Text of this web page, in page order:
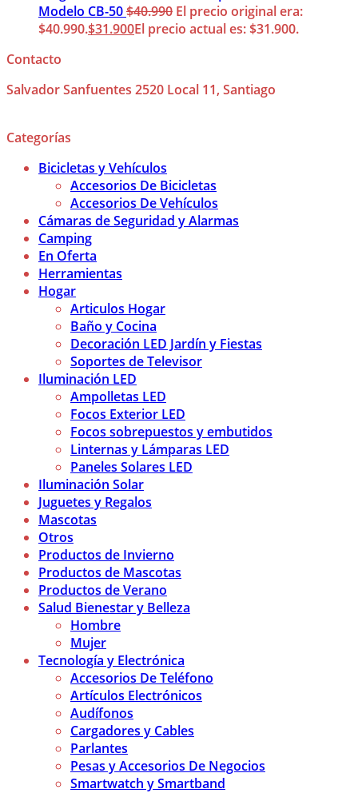
Modelo CB-50$40.990 El precio original era:
$40.990.$31.900El precio actual es: $31.900.
Contacto
Salvador Sanfuentes 2520 Local 11, Santiago
Categorías
Bicicletas y Vehículos
Accesorios De Bicicletas
Accesorios De Vehículos
Cámaras de Seguridad y Alarmas
Camping
En Oferta
Herramientas
Hogar
Articulos Hogar
Baño y Cocina
Decoración LED Jardín y Fiestas
Soportes de Televisor
Iluminación LED
Ampolletas LED
Focos Exterior LED
Focos sobrepuestos y embutidos
Linternas y Lámparas LED
Paneles Solares LED
Iluminación Solar
Juguetes y Regalos
Mascotas
Otros
Productos de Invierno
Productos de Mascotas
Productos de Verano
Salud Bienestar y Belleza
Hombre
Mujer
Tecnología y Electrónica
Accesorios De Teléfono
Artículos Electrónicos
Audífonos
Cargadores y Cables
Parlantes
Pesas y Accesorios De Negocios
Smartwatch y Smartband